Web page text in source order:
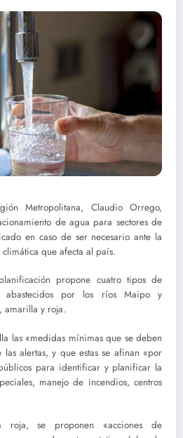
Metropolitana, Claudio Orrego,
de agua para sectores de
en caso de ser necesario ante la
que afecta al país.
propone cuatro tipos de
abastecidos por los ríos Maipo y
amarilla y roja.
las «medidas mínimas que se deben
alertas, y que estas se afinan «por
para identificar y planificar la
manejo de incendios, centros
roja, se proponen «acciones de